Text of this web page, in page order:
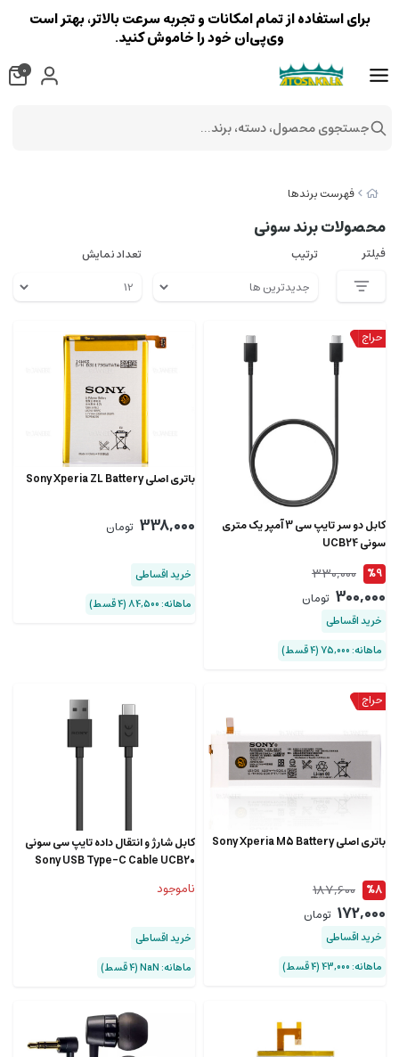
فهرست برندها
محصولات برند سونی
فیلتر ترتیب تعداد نمایش
کابل دو سر تایپ سی 3 آمپر یک متری
سونی UCB24
%9
330,000
300,000 تومان
خرید اقساطی
ماهانه: 75,000 (۴ قسط)
باتری اصلی Sony Xperia ZL Battery
338,000 تومان
خرید اقساطی
ماهانه: 84,500 (۴ قسط)
باتری اصلی Sony Xperia M5 Battery
%8
187,600
172,000 تومان
خرید اقساطی
ماهانه: 43,000 (۴ قسط)
کابل شارژ و انتقال داده تایپ سی سونی
Sony USB Type-C Cable UCB20
ناموجود
خرید اقساطی
ماهانه: NaN (۴ قسط)
برای استفاده از تمام امکانات و تجربه سرعت بالاتر، بهتر است
وی‌پی‌ان خود را خاموش کنید.
0
جستجوی محصول، دسته، برند...